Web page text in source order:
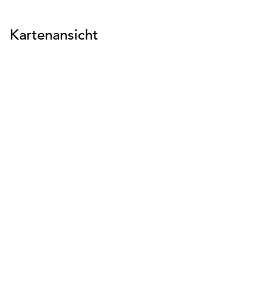
Kartenansicht